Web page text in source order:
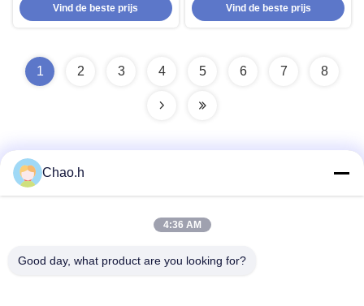
oplosbaar in azijnzuur
Vind de beste prijs
kleursterkte
Vind de beste prijs
1 2 3 4 5 6 7 8
1st Verdieping, No.40, No.69, de Middenstraat van
Chao.h
4:36 AM
Good day, what product are you looking for?